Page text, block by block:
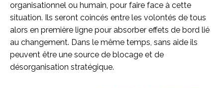
organisationnel ou humain, pour faire face à cette
situation. Ils seront coincés entre les volontés de tous
alors en première ligne pour absorber effets de bord lié
au changement. Dans le même temps, sans aide ils
peuvent être une source de blocage et de
désorganisation stratégique.